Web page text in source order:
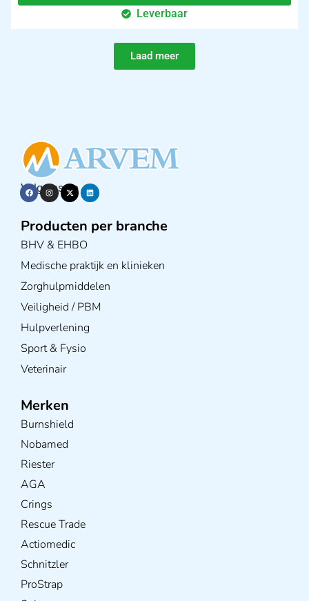
Leverbaar
Laad meer
Volg ons op
Producten per branche
BHV & EHBO
Medische praktijk en klinieken
Zorghulpmiddelen
Veiligheid / PBM
Hulpverlening
Sport & Fysio
Veterinair
Merken
Burnshield
Nobamed
Riester
AGA
Crings
Rescue Trade
Actiomedic
Schnitzler
ProStrap